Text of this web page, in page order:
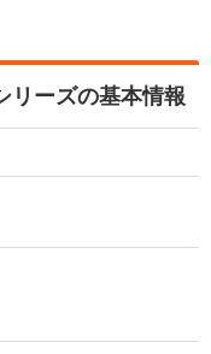
1.4m
リーズの基本情報